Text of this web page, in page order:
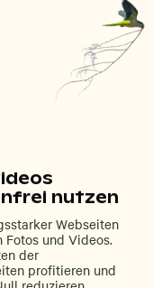
nutzen
Webseiten
und Videos.
der
profitieren und